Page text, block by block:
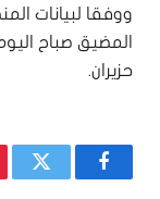
حزيران.
فيسبوكتويتر